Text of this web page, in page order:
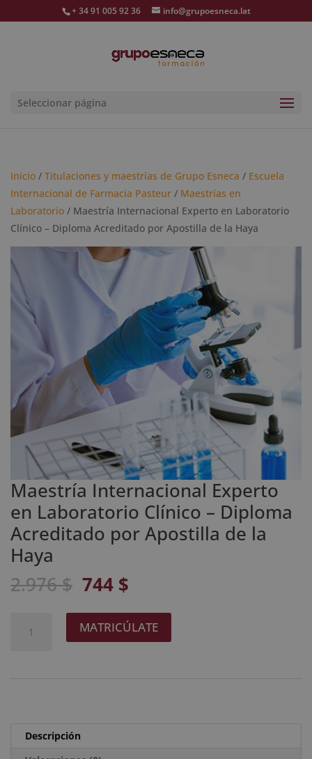
+ 34 91 005 92 36 info@grupoesneca.lat
Seleccionar página
Inicio / Titulaciones y maestrías de Grupo Esneca / Escuela
Internacional de Farmacia Pasteur / Maestrías en
Laboratorio / Maestría Internacional Experto en Laboratorio
Clínico – Diploma Acreditado por Apostilla de la Haya
Maestría Internacional Experto
en Laboratorio Clínico – Diploma
Acreditado por Apostilla de la
Haya
2.976$ El
precio
original
era:
744 $
actual
es:
Internacional
Diploma
MATRICÚLATE
Descripción